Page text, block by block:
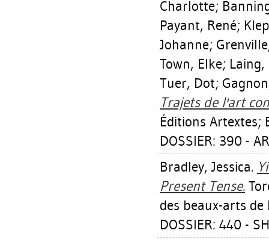
Charlotte;
Payant, René;
Johanne;
Town, Elke; Laing,
Tuer, Dot;
Trajets de l'art
Éditions Artextes;
DOSSIER: 390 -
Bradley, Jessica.
Present Tense.
des beaux-arts
DOSSIER: 440 -